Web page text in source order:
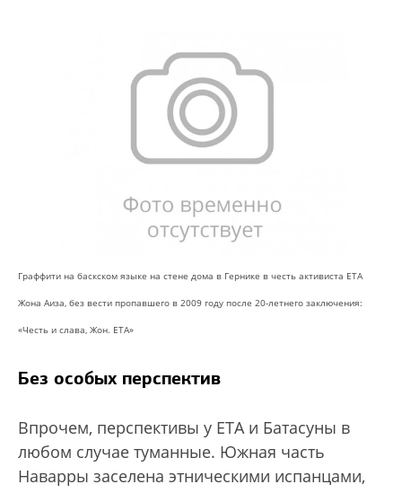
Граффити на баскском языке на стене дома в Гернике в честь активиста ЕТА
Жона Аиза, без вести пропавшего в 2009 году после 20-летнего заключения:
«Честь и слава, Жон. ETA»
Без особых перспектив
Впрочем, перспективы у ETA и Батасуны в
любом случае туманные. Южная часть
Наварры заселена этническими испанцами,